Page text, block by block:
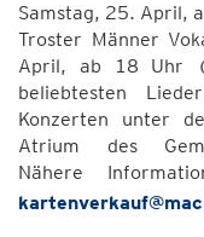
Samstag, 25. April,
Troster Männer
April, ab 18 Uhr
beliebtesten
Konzerten unter
Atrium des
Nähere